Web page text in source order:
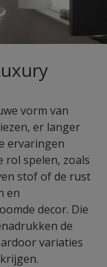
vorm van
er langer
ervaringen
rol spelen, zoals
stof of de rust
en
decor. Die
de
variaties